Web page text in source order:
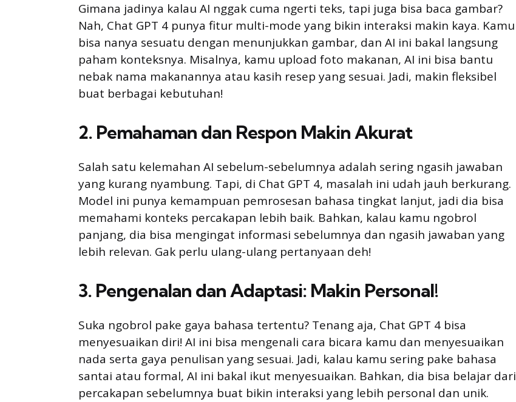
Gimana jadinya kalau AI nggak cuma ngerti teks, tapi juga bisa baca gambar?
Nah, Chat GPT 4 punya fitur multi-mode yang bikin interaksi makin kaya. Kamu
bisa nanya sesuatu dengan menunjukkan gambar, dan AI ini bakal langsung
paham konteksnya. Misalnya, kamu upload foto makanan, AI ini bisa bantu
nebak nama makanannya atau kasih resep yang sesuai. Jadi, makin fleksibel
buat berbagai kebutuhan!
2. Pemahaman dan Respon Makin Akurat
Salah satu kelemahan AI sebelum-sebelumnya adalah sering ngasih jawaban
yang kurang nyambung. Tapi, di Chat GPT 4, masalah ini udah jauh berkurang.
Model ini punya kemampuan pemrosesan bahasa tingkat lanjut, jadi dia bisa
memahami konteks percakapan lebih baik. Bahkan, kalau kamu ngobrol
panjang, dia bisa mengingat informasi sebelumnya dan ngasih jawaban yang
lebih relevan. Gak perlu ulang-ulang pertanyaan deh!
3. Pengenalan dan Adaptasi: Makin Personal!
Suka ngobrol pake gaya bahasa tertentu? Tenang aja, Chat GPT 4 bisa
menyesuaikan diri! AI ini bisa mengenali cara bicara kamu dan menyesuaikan
nada serta gaya penulisan yang sesuai. Jadi, kalau kamu sering pake bahasa
santai atau formal, AI ini bakal ikut menyesuaikan. Bahkan, dia bisa belajar dari
percakapan sebelumnya buat bikin interaksi yang lebih personal dan unik.